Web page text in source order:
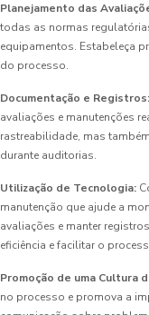
Planejamento das
todas as normas
equipamentos. Estabeleça
do processo.
Documentação e Registros:
avaliações e manutenções
rastreabilidade, mas
durante auditorias.
Utilização de Tecnologia:
manutenção que ajude a
avaliações e manter
eficiência e facilitar o
Promoção de uma Cultura
no processo e promova a